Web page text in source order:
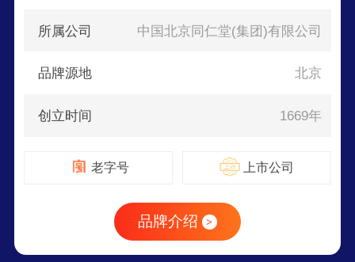
形成了以制药工业为核心，以健康养生、医疗养
了集种植(养殖)、制造、销售、医疗、康养、研发
所属公司 中国北京同仁堂(集团)有限公司
品牌源地 北京
创立时间 1669年
老字号 上市公司
品牌介绍 >